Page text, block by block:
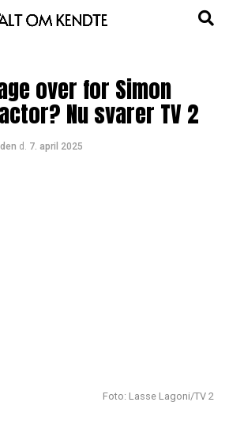
over for Simon
Nu svarer TV 2
d. 7. april 2025
Foto: Lasse Lagoni/TV 2